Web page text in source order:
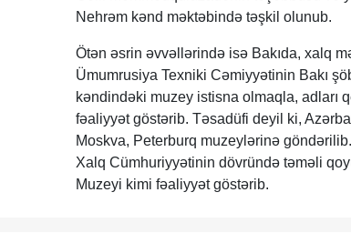
Nehrəm kənd məktəbində təşkil olunub.
Ötən əsrin əvvəllərində isə Bakıda, xalq
Ümumrusiya Texniki Cəmiyyətinin Bakı
kəndindəki muzey istisna olmaqla, adları
fəaliyyət göstərib. Təsadüfi deyil ki,
Moskva, Peterburq muzeylərinə
Xalq Cümhuriyyətinin dövründə təməli
Muzeyi kimi fəaliyyət göstərib.